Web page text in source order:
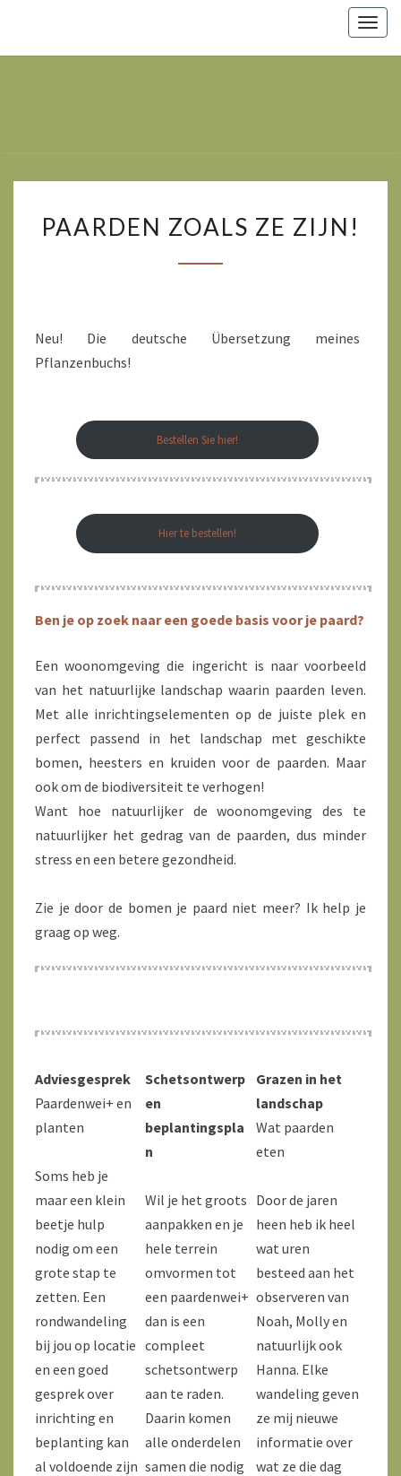
ZOALS
PAARDEN ZOALS ZE ZIJN!
Neu! Die deutsche Übersetzung meines
Pflanzenbuchs!
Bestellen Sie hier!
Hier te bestellen!
Ben je op zoek naar een goede basis voor je paard?
Een woonomgeving die ingericht is naar voorbeeld
van het natuurlijke landschap waarin paarden leven.
Met alle inrichtingselementen op de juiste plek en
perfect passend in het landschap met geschikte
bomen, heesters en kruiden voor de paarden. Maar
ook om de biodiversiteit te verhogen!
Want hoe natuurlijker de woonomgeving des te
natuurlijker het gedrag van de paarden, dus minder
stress en een betere gezondheid.
Zie je door de bomen je paard niet meer? Ik help je
graag op weg.
Adviesgesprek
Paardenwei+ en
planten
Soms heb je
maar een klein
beetje hulp
nodig om een
grote stap te
zetten. Een
rondwandeling
bij jou op locatie
en een goed
gesprek over
inrichting en
beplanting kan
al voldoende zijn
Schetsontwerp
en
beplantingspla
n
Wil je het groots
aanpakken en je
hele terrein
omvormen tot
een paardenwei+
dan is een
compleet
schetsontwerp
aan te raden.
Daarin komen
alle onderdelen
samen die nodig
Grazen in het
landschap
Wat paarden
eten
Door de jaren
heen heb ik heel
wat uren
besteed aan het
observeren van
Noah, Molly en
natuurlijk ook
Hanna. Elke
wandeling geven
ze mij nieuwe
informatie over
wat ze die dag